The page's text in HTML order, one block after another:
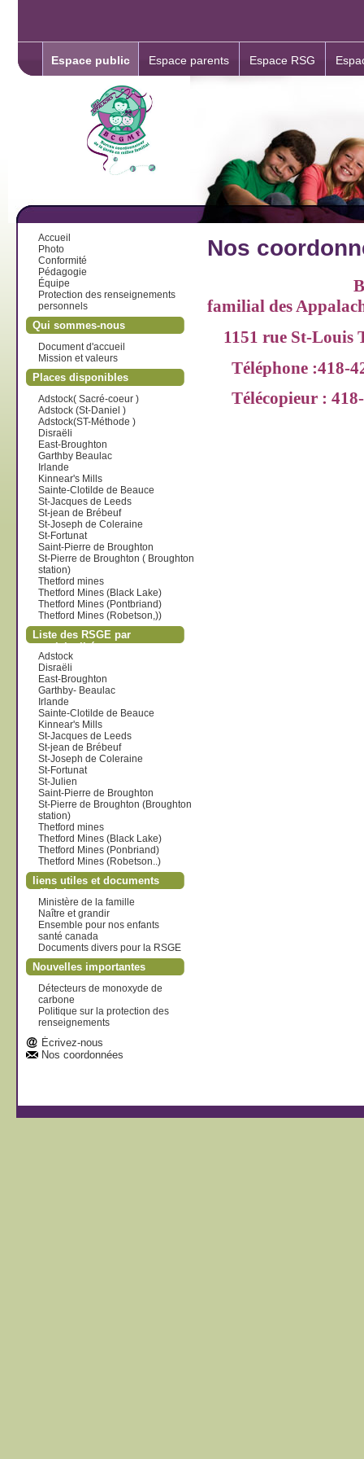
Espace public Espace parents Espace RSG
Accueil
Photo
Conformité
Pédagogie
Équipe
Protection des renseignements
personnels
Qui sommes-nous
Document d'accueil
Mission et valeurs
Places disponibles
Adstock( Sacré-coeur )
Adstock (St-Daniel )
Adstock(ST-Méthode )
Disraëli
East-Broughton
Garthby Beaulac
Irlande
Kinnear's Mills
Sainte-Clotilde de Beauce
St-Jacques de Leeds
St-jean de Brébeuf
St-Joseph de Coleraine
St-Fortunat
Saint-Pierre de Broughton
St-Pierre de Broughton ( Broughton
station)
Thetford mines
Thetford Mines (Black Lake)
Thetford Mines (Pontbriand)
Thetford Mines (Robetson,))
Liste des RSGE par
municipalité
Adstock
Disraëli
East-Broughton
Garthby- Beaulac
Irlande
Sainte-Clotilde de Beauce
Kinnear's Mills
St-Jacques de Leeds
St-jean de Brébeuf
St-Joseph de Coleraine
St-Fortunat
St-Julien
Saint-Pierre de Broughton
St-Pierre de Broughton (Broughton
station)
Thetford mines
Thetford Mines (Black Lake)
Thetford Mines (Ponbriand)
Thetford Mines (Robetson..)
liens utiles et documents
officiels
Ministère de la famille
Naître et grandir
Ensemble pour nos enfants
santé canada
Documents divers pour la RSGE
Nouvelles importantes
Détecteurs de monoxyde de
carbone
Politique sur la protection des
renseignements
Écrivez-nous
Nos coordonnées
Nos
familial des
1151 rue St-Louis
Téléphone :418-
Télécopieur : 418-